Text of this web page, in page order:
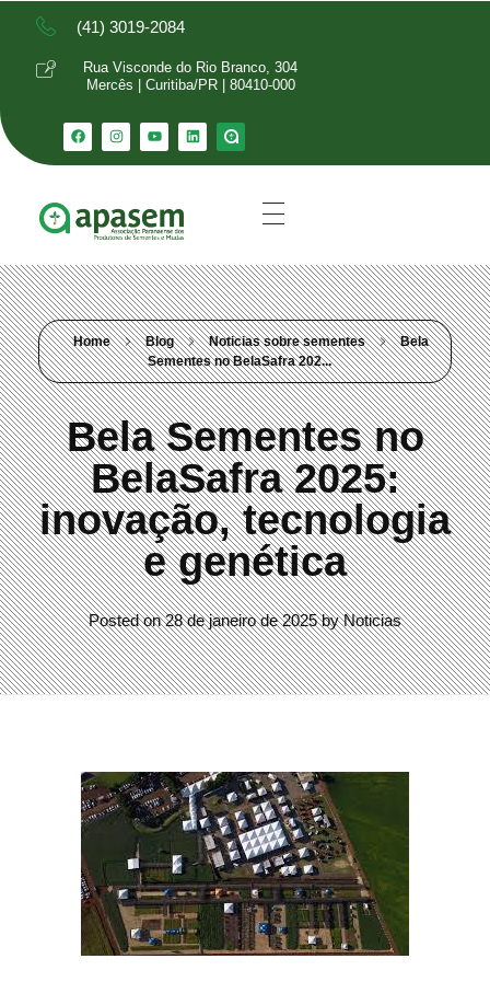
(41) 3019-2084
Rua Visconde do Rio Branco, 304
Mercês | Curitiba/PR | 80410-000
Home Blog Noticias sobre sementes
Bela
Sementes no BelaSafra 202...
Bela Sementes no
BelaSafra 2025:
inovação, tecnologia
e genética
Posted on 28 de janeiro de 2025 by Noticias